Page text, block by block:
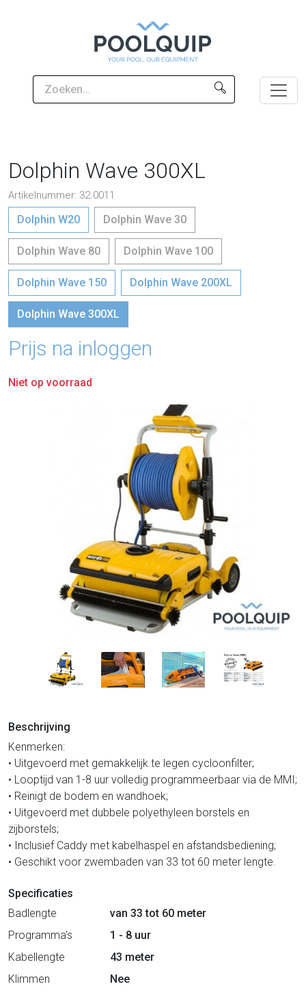
Dolphin Wave 300XL
Artikelnummer: 32.0011
Dolphin W20 Dolphin Wave 30
Dolphin Wave 80 Dolphin Wave 100
Dolphin Wave 150 Dolphin Wave 200XL
Dolphin Wave 300XL
Prijs na inloggen
Niet op voorraad
Beschrijving
Kenmerken:
• Uitgevoerd met gemakkelijk te legen cycloonfilter;
• Looptijd van 1-8 uur volledig programmeerbaar via de MMI;
• Reinigt de bodem en wandhoek;
• Uitgevoerd met dubbele polyethyleen borstels en
zijborstels;
• Inclusief Caddy met kabelhaspel en afstandsbediening;
• Geschikt voor zwembaden van 33 tot 60 meter lengte.
Specificaties
Badlengte
van 33 tot 60 meter
Programma's
1 - 8 uur
Kabellengte
43 meter
Klimmen
Nee